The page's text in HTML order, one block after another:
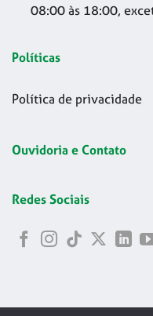
08:00 às 18:00,
Políticas
Política de privacidade
Ouvidoria e Contato
Redes Sociais